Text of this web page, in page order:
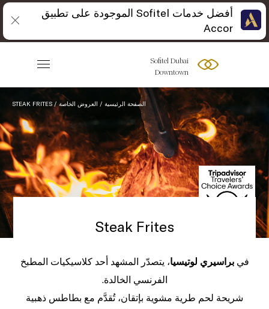
Sofitel Dubai
Downtown
الصفحة الرئيسية العروض الخاصة STEAK FRITES
Steak Frites
فيبراسيري لوتيسيا، يتصدّر المشهد أحد كلاسيكيات المطبخ
الفرنسي الخالدة.
شريحة لحم طرية مشوية بإتقان، تُقدَّم مع بطاطس ذهبية
أفضل خدمات Sofitel الموجودة على تطبيق
Accor